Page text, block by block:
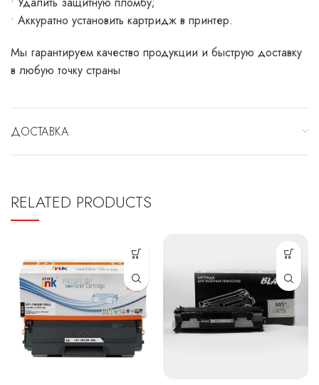
• Аккуратно установить картридж в принтер.
Мы гарантируем качество продукции и быструю доставку
в любую точку страны
ДОСТАВКА
RELATED PRODUCTS